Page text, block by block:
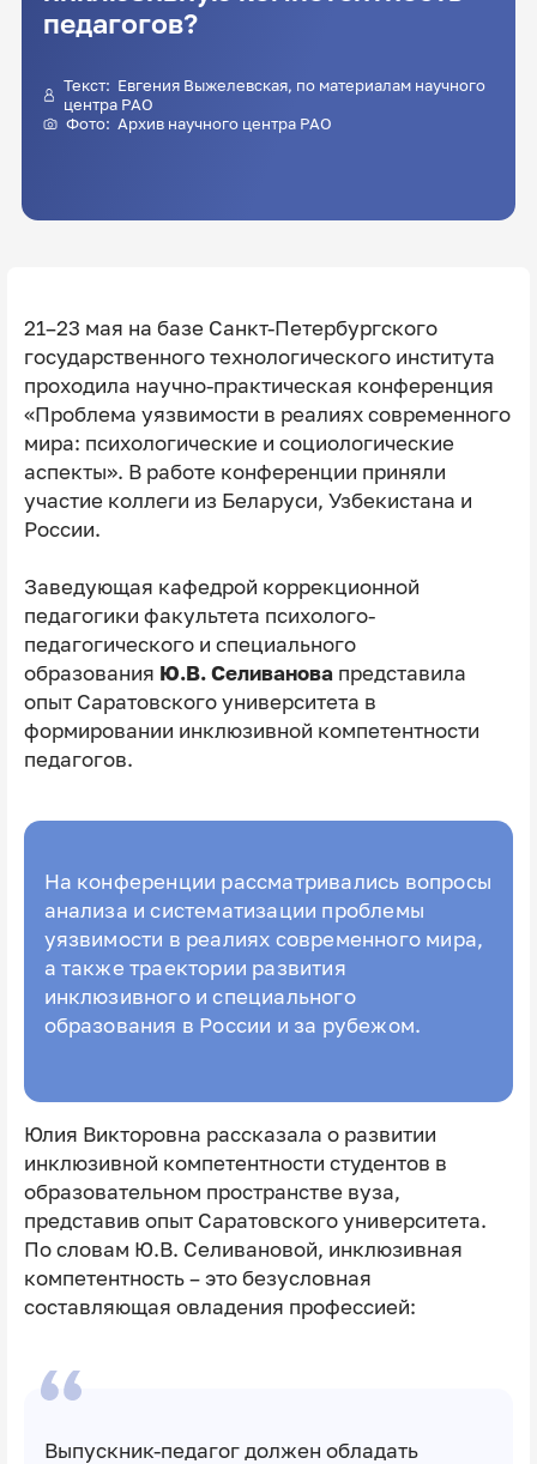
педагогов?
Текст: Евгения Выжелевская, по материалам научного
центра РАО
Фото: Архив научного центра РАО
21–23 мая на базе Санкт-Петербургского
государственного технологического института
проходила научно-практическая конференция
«Проблема уязвимости в реалиях современного
мира: психологические и социологические
аспекты». В работе конференции приняли
участие коллеги из Беларуси, Узбекистана и
России.
Заведующая кафедрой коррекционной
педагогики факультета психолого-
педагогического и специального
образования Ю.В. Селивановапредставила
опыт Саратовского университета в
формировании инклюзивной компетентности
педагогов.
На конференции рассматривались вопросы
анализа и систематизации проблемы
уязвимости в реалиях современного мира,
а также траектории развития
инклюзивного и специального
образования в России и за рубежом.
Юлия Викторовна рассказала о развитии
инклюзивной компетентности студентов в
образовательном пространстве вуза,
представив опыт Саратовского университета.
По словам Ю.В. Селивановой, инклюзивная
компетентность – это безусловная
составляющая овладения профессией:
Выпускник-педагог должен обладать